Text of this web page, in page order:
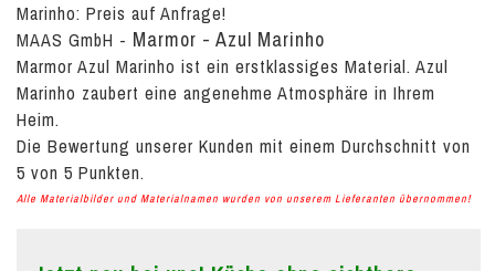
Marinho: Preis auf Anfrage!
MAAS GmbH - Marmor - Azul Marinho
Marmor Azul Marinho ist ein erstklassiges Material. Azul
Marinho zaubert eine angenehme Atmosphäre in Ihrem
Heim.
Die Bewertung unserer Kunden mit einem Durchschnitt von
5 von 5 Punkten.
Alle Materialbilder und Materialnamen wurden von unserem Lieferanten übernommen!